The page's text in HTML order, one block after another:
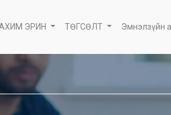
ЭРИН ТӨГСӨЛТ Эмнэлзүйн